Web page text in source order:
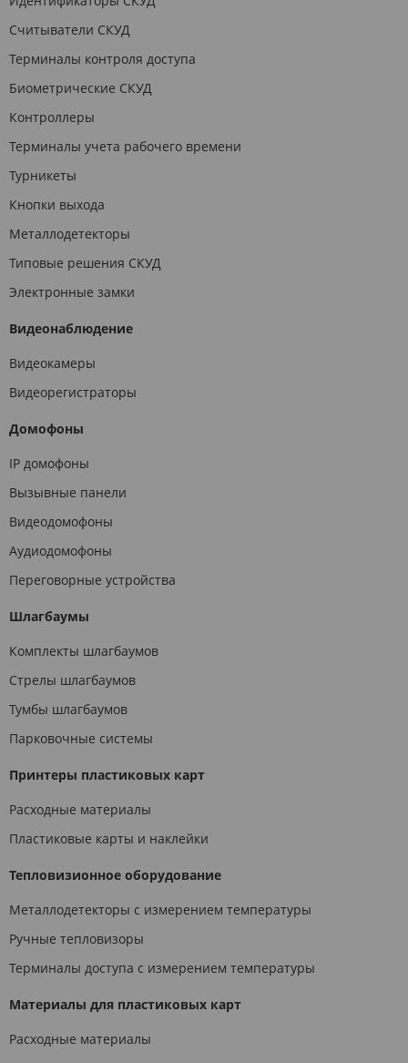
Считыватели СКУД
Терминалы контроля доступа
Биометрические СКУД
Контроллеры
Терминалы учета рабочего времени
Турникеты
Кнопки выхода
Металлодетекторы
Типовые решения СКУД
Электронные замки
Видеонаблюдение
Видеокамеры
Видеорегистраторы
Домофоны
IP домофоны
Вызывные панели
Видеодомофоны
Аудиодомофоны
Переговорные устройства
Шлагбаумы
Комплекты шлагбаумов
Стрелы шлагбаумов
Тумбы шлагбаумов
Парковочные системы
Принтеры пластиковых карт
Расходные материалы
Пластиковые карты и наклейки
Тепловизионное оборудование
Металлодетекторы с измерением температуры
Ручные тепловизоры
Терминалы доступа с измерением температуры
Материалы для пластиковых карт
Расходные материалы